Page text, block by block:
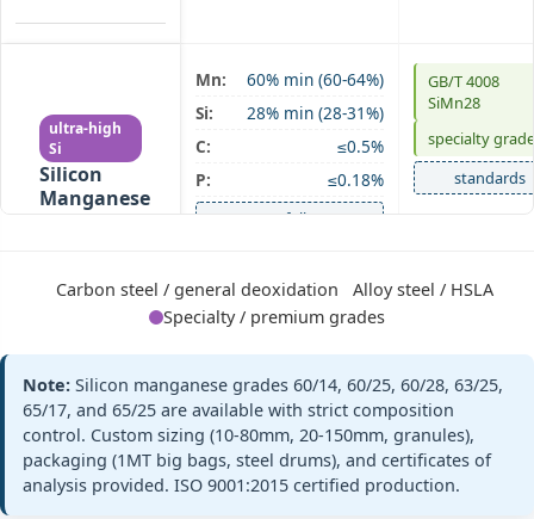
ultra-high
Si
Silicon
Manganese
high Si
Mn:
60% min (60-64%)
Si:
28% min (28-31%)
C:
≤0.5%
P:
≤0.18%
+ full
GB/T 4008
SiMn28
specialty grade
standards
SiMn 63/25
Silicon
Manganese
63/25
Si 25% · Mn
63% min (63-67%)
Si:
25% min (25-28%)
C:
≤0.5%
P:
≤0.20%
GB/T 4008
SiMn63/25
ASTM A100
C
standards
Carbon steel / general deoxidation
Alloy steel / HSLA
Specialty / premium grades
Note: Silicon manganese grades 60/14, 60/25, 60/28, 63/25,
65/17, and 65/25 are available with strict composition
control. Custom sizing (10-80mm, 20-150mm, granules),
packaging (1MT big bags, steel drums), and certificates of
analysis provided. ISO 9001:2015 certified production.